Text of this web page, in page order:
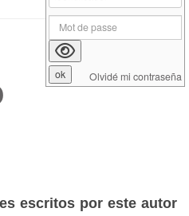
escritos por este autor
Olvidé mi contraseña